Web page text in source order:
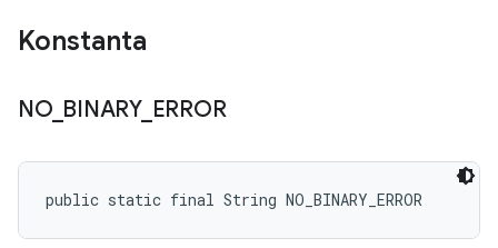
Konstanta
NO_ BINARY_ ERROR
public static final String NO_BINARY_ERROR